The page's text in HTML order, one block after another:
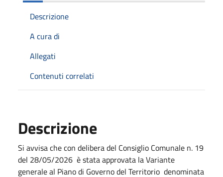
Descrizione
A cura di
Allegati
Contenuti correlati
Descrizione
Si avvisa che con delibera del Consiglio Comunale n. 19
del 28/05/2026 è stata approvata la Variante
generale al Piano di Governo del Territorio denominata